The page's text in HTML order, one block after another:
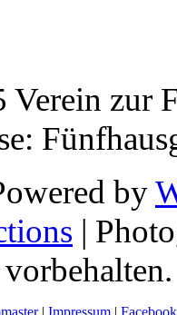
Verein zur
by
|
| Impressum | Facebook